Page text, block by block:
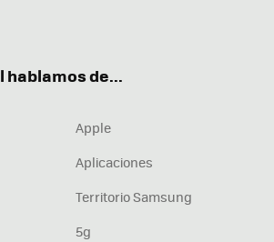
hablamos de...
Apple
Aplicaciones
Territorio Samsung
5g